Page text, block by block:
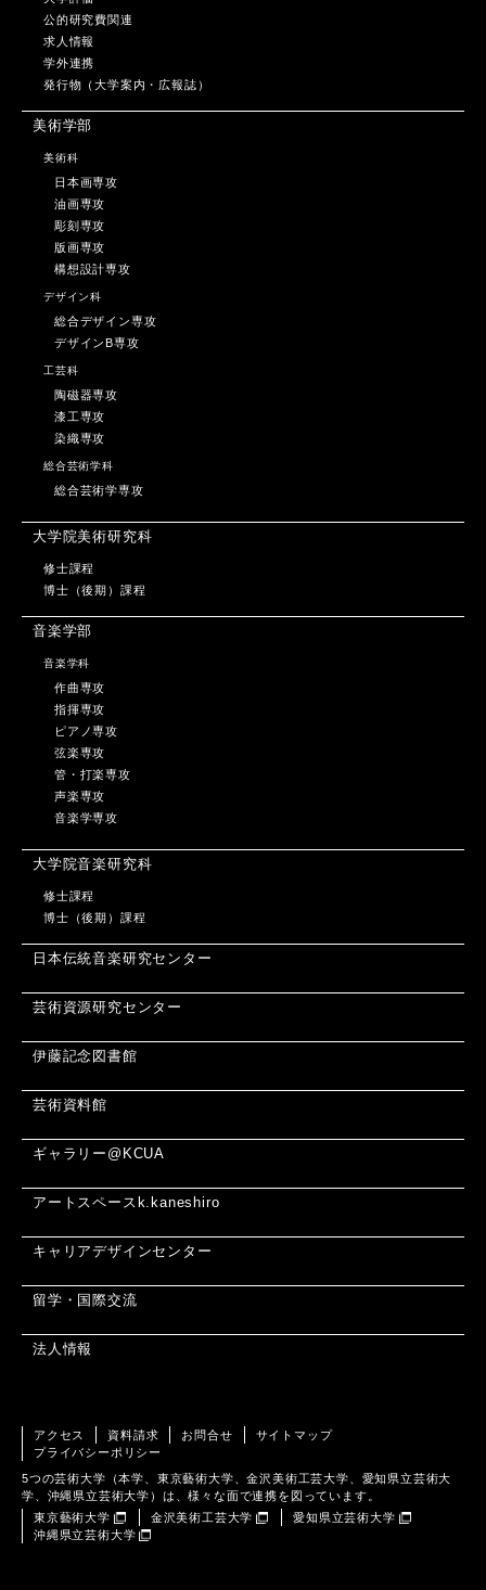
公的研究費関連
求人情報
学外連携
発行物（大学案内・広報誌）
美術学部
美術科
日本画専攻
油画専攻
彫刻専攻
版画専攻
構想設計専攻
デザイン科
総合デザイン専攻
デザインB専攻
工芸科
陶磁器専攻
漆工専攻
染織専攻
総合芸術学科
総合芸術学専攻
大学院美術研究科
修士課程
博士（後期）課程
音楽学部
音楽学科
作曲専攻
指揮専攻
ピアノ専攻
弦楽専攻
管・打楽専攻
声楽専攻
音楽学専攻
大学院音楽研究科
修士課程
博士（後期）課程
日本伝統音楽研究センター
芸術資源研究センター
伊藤記念図書館
芸術資料館
ギャラリー@KCUA
アートスペースk.kaneshiro
キャリアデザインセンター
留学・国際交流
法人情報
アクセス 資料請求 お問合せ
サイトマップ
プライバシーポリシー
5つの芸術大学（本学、東京藝術大学、金沢美術工芸大学、愛知県立芸術大
学、沖縄県立芸術大学）は、様々な面で連携を図っています。
東京藝術大学
金沢美術工芸大学
愛知県立芸術大学
沖縄県立芸術大学